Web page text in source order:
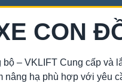
CON
– VKLIFT Cung cấp và
nâng hạ phù hợp với yêu